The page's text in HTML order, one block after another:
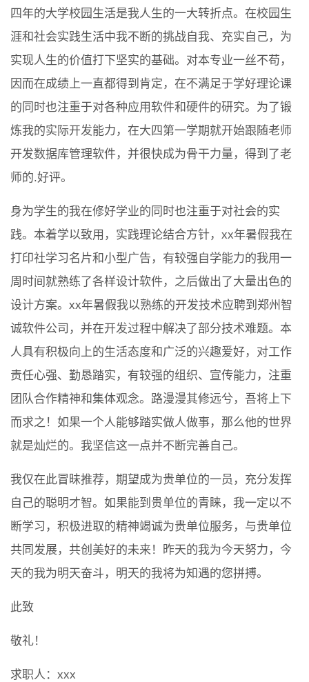
四年的大学校园生活是我人生的一大转折点。在校园生
涯和社会实践生活中我不断的挑战自我、充实自己，为
实现人生的价值打下坚实的基础。对本专业一丝不苟，
因而在成绩上一直都得到肯定，在不满足于学好理论课
的同时也注重于对各种应用软件和硬件的研究。为了锻
炼我的实际开发能力，在大四第一学期就开始跟随老师
开发数据库管理软件，并很快成为骨干力量，得到了老
师的.好评。
身为学生的我在修好学业的同时也注重于对社会的实
践。本着学以致用，实践理论结合方针，xx年暑假我在
打印社学习名片和小型广告，有较强自学能力的我用一
周时间就熟练了各样设计软件，之后做出了大量出色的
设计方案。xx年暑假我以熟练的开发技术应聘到郑州智
诚软件公司，并在开发过程中解决了部分技术难题。本
人具有积极向上的生活态度和广泛的兴趣爱好，对工作
责任心强、勤恳踏实，有较强的组织、宣传能力，注重
团队合作精神和集体观念。路漫漫其修远兮，吾将上下
而求之！如果一个人能够踏实做人做事，那么他的世界
就是灿烂的。我坚信这一点并不断完善自己。
我仅在此冒昧推荐，期望成为贵单位的一员，充分发挥
自己的聪明才智。如果能到贵单位的青睐，我一定以不
断学习，积极进取的精神竭诚为贵单位服务，与贵单位
共同发展，共创美好的未来！昨天的我为今天努力，今
天的我为明天奋斗，明天的我将为知遇的您拼搏。
此致
敬礼！
求职人：xxx